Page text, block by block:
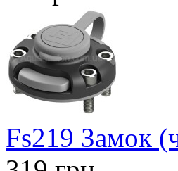
Fs219 Замок